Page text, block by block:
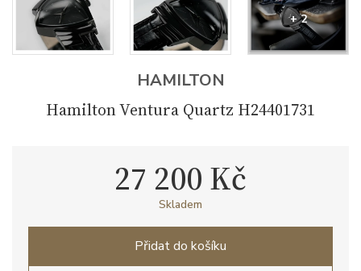
+ 2
HAMILTON
Hamilton Ventura Quartz H24401731
27 200 Kč
Skladem
Přidat do košíku